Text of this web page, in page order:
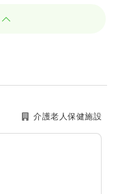
介護老人保健施設